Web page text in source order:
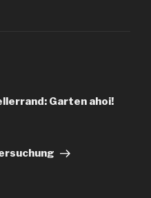
Garten ahoi!